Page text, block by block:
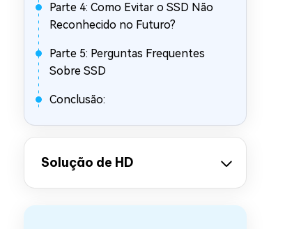
Parte 4: Como Evitar o SSD Não
Reconhecido no Futuro?
Parte 5: Perguntas Frequentes
Sobre SSD
Conclusão:
Solução de HD